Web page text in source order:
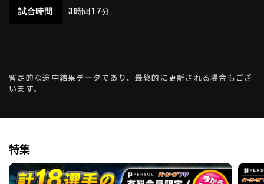
利用規約
試合時間 3時間17分
暫定的な途中結果データであり、最終的に更新される場合もござ
います。
特集